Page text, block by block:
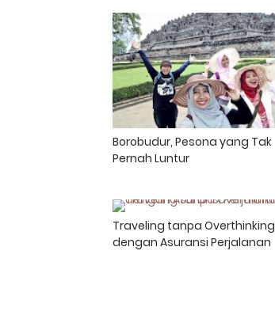
Borobudur, Pesona yang Tak
Pernah Luntur
Traveling tanpa Overthinking
dengan Asuransi Perjalanan